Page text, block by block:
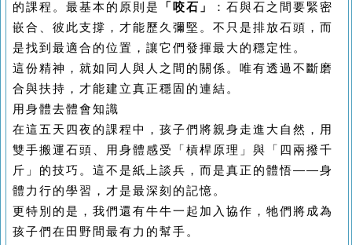
的課程。最基本的原則是
「咬石」
：石與石之間要緊密
嵌合、彼此支撐，才能歷久彌堅。不只是排放石頭，而
是找到最適合的位置，讓它們發揮最大的穩定性。
這份精神，就如同人與人之間的關係。唯有透過不斷磨
合與扶持，才能建立真正穩固的連結。
用身體去體會知識
在這五天四夜的課程中，孩子們將親身走進大自然，用
雙手搬運石頭、用身體感受「槓桿原理」與「四兩撥千
斤」的技巧。這不是紙上談兵，而是真正的體悟——身
體力行的學習，才是最深刻的記憶。
更特別的是，我們還有牛牛一起加入協作，牠們將成為
孩子們在田野間最有力的幫手。